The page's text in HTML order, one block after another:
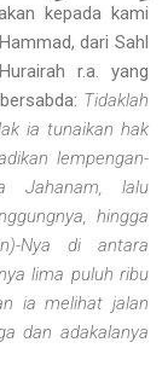
kepada kami
dari Sahl
r.a. yang
Tidaklah
ia tunaikan hak
lempengan-
Jahanam, lalu
hingga
Nya di antara
lima puluh ribu
ia melihat jalan
dan adakalanya